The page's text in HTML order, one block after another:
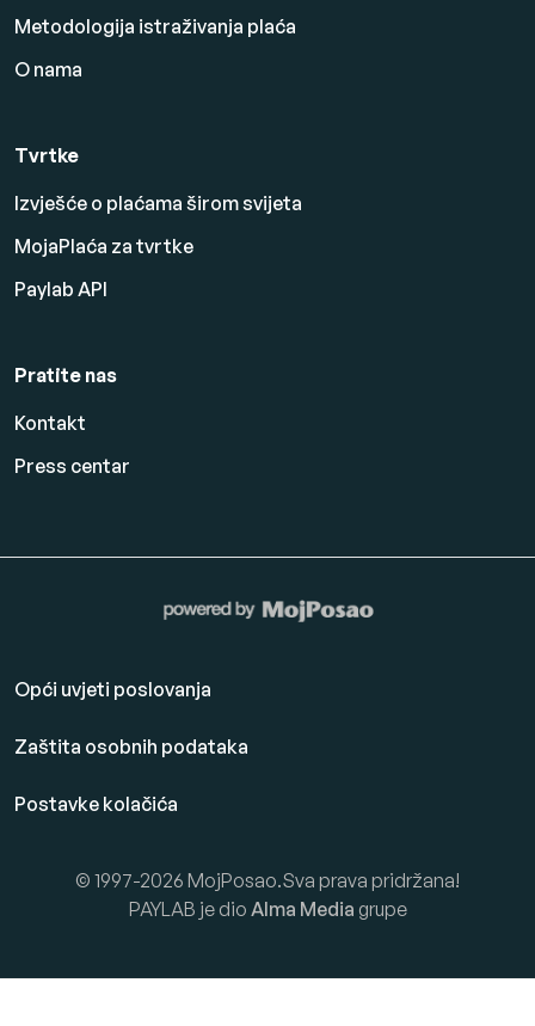
Metodologija istraživanja plaća
O nama
Tvrtke
Izvješće o plaćama širom svijeta
MojaPlaća za tvrtke
Paylab API
Pratite nas
Kontakt
Press centar
Opći uvjeti poslovanja
Zaštita osobnih podataka
Postavke kolačića
© 1997-2026 MojPosao.Sva prava pridržana!
PAYLAB je dio Alma Media grupe